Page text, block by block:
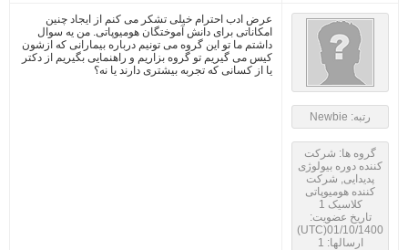
گروه ها: شرکت
دوره بیولوژی
پدیدایی, شرکت
کننده هومیوپاتی
کلاسیک 1
تاریخ عضویت:
01/10/
ارسالها: 1
عرض ادب احترام خیلی تشکر می کنم از ایجاد چنین
امکاناتی برای دانش آموختگان هومیوپاتی. من یه سوال
داشتم ما تو این گروه می تونیم درباره بیمارانی که ازشون
کیس می گیریم تو گروه بزاریم و راهنمایی بگیریم از دکتر
یا از کسانی که تجربه بیشتری دارند یا نه؟